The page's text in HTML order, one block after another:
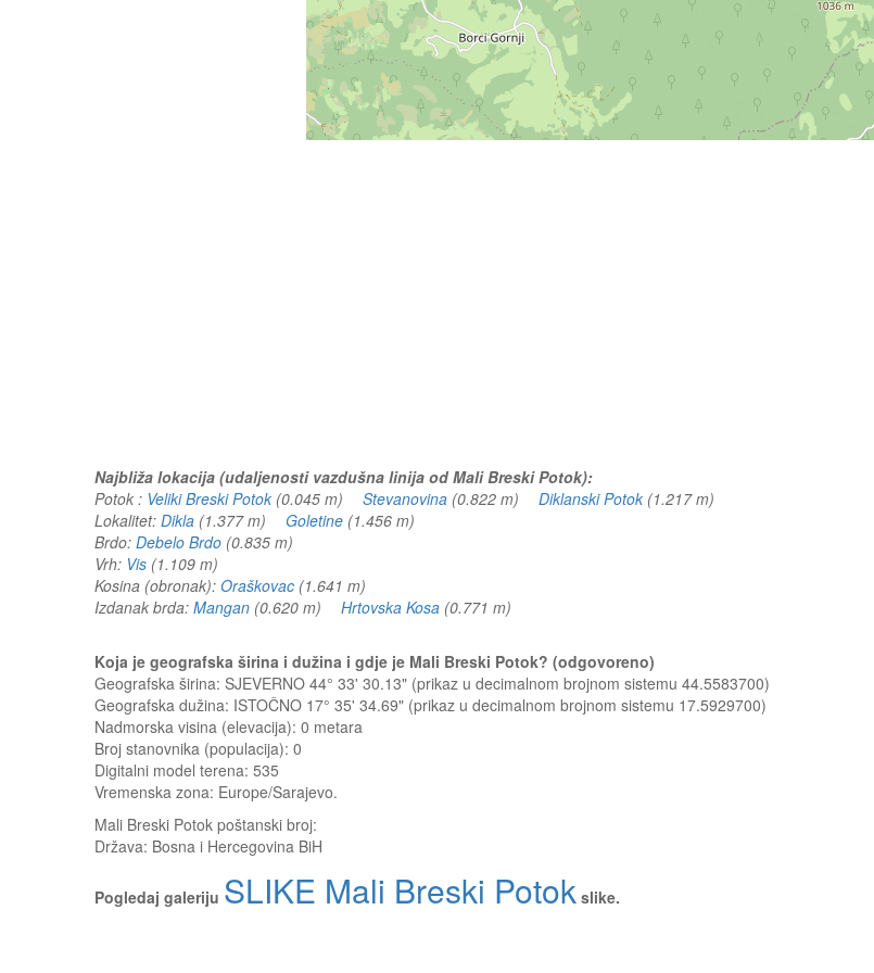
Najbliža lokacija (udaljenosti vazdušna linija od Mali Breski Potok):
Potok : Veliki Breski Potok (0.045 m) Stevanovina (0.822 m) Diklanski Potok (1.217 m)
Lokalitet: Dikla (1.377 m) Goletine (1.456 m)
Brdo: Debelo Brdo (0.835 m)
Vrh: Vis (1.109 m)
Kosina (obronak): Oraškovac (1.641 m)
Izdanak brda: Mangan (0.620 m) Hrtovska Kosa (0.771 m)
Koja je geografska širina i dužina i gdje je Mali Breski Potok? (odgovoreno)
Geografska širina: SJEVERNO 44° 33' 30.13" (prikaz u decimalnom brojnom sistemu 44.5583700)
Geografska dužina: ISTOČNO 17° 35' 34.69" (prikaz u decimalnom brojnom sistemu 17.5929700)
Nadmorska visina (elevacija): 0 metara
Broj stanovnika (populacija): 0
Digitalni model terena: 535
Vremenska zona: Europe/Sarajevo.
Mali Breski Potok poštanski broj:
Država: Bosna i Hercegovina BiH
Pogledaj galeriju SLIKE Mali Breski Potok slike.